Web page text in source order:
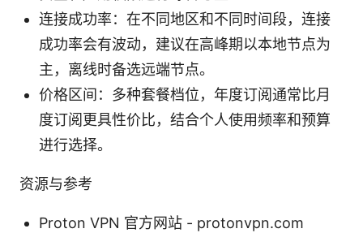
连接成功率：在不同地区和不同时间段，连接
成功率会有波动，建议在高峰期以本地节点为
主，离线时备选远端节点。
价格区间：多种套餐档位，年度订阅通常比月
度订阅更具性价比，结合个人使用频率和预算
进行选择。
资源与参考
Proton VPN 官方网站 - protonvpn.com